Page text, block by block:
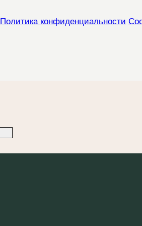
Политика конфиденциальности